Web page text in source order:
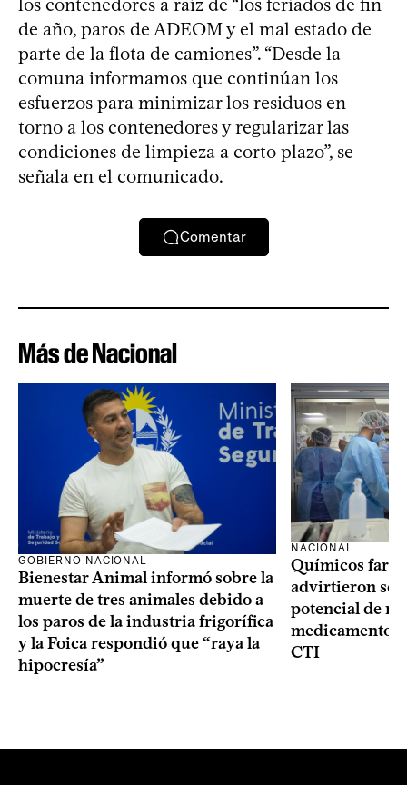
de año, paros de ADEOM y el mal estado de
parte de la flota de camiones”. “Desde la
comuna informamos que continúan los
esfuerzos para minimizar los residuos en
torno a los contenedores y regularizar las
condiciones de limpieza a corto plazo”, se
señala en el comunicado.
Comentar
Más de Nacional
GOBIERNO NACIONAL
Bienestar Animal informó sobre la
muerte de tres animales debido a
los paros de la industria frigorífica
y la Foica respondió que “raya la
hipocresía”
NACIONAL
Químicos
advirtieron
potencial de
medicamentos
CTI